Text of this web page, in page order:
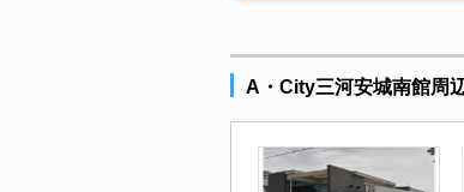
A・City三河安城南館周